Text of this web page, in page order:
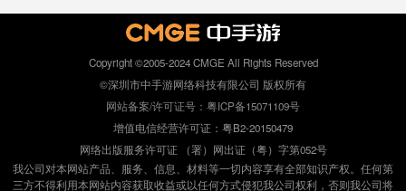
Copyright ©2005-2024 CMGE All Rights Reserved
©深圳市中手游网络科技有限公司 版权所有
网站备案/许可证号：粤ICP备15071109号
增值电信经营许可证：粤B2-20150479
网络出版服务许可证 （署）网出证（粤）字第052号
我公司对本网站产品、服务、信息、材料等一切内容享有全部知识产权。任何第
三方不得利用本网站内容获取收益或以任何方式侵犯我公司权利，否则我公司将